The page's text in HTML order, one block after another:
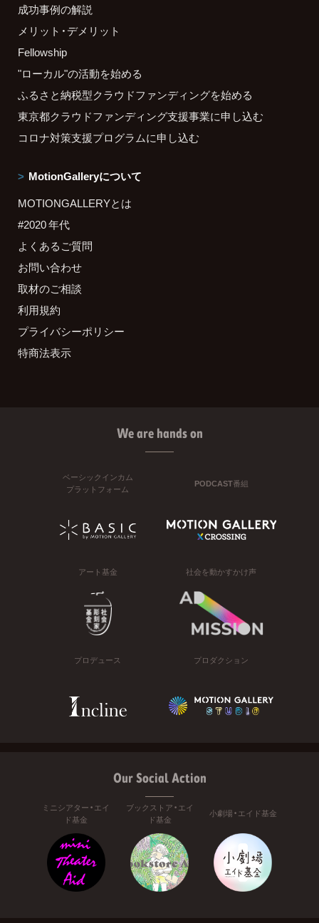
成功事例の解説
メリット・デメリット
Fellowship
"ローカル"の活動を始める
ふるさと納税型クラウドファンディングを始める
東京都クラウドファンディング支援事業に申し込む
コロナ対策支援プログラムに申し込む
MotionGalleryについて
MOTIONGALLERYとは
#2020 年代
よくあるご質問
お問い合わせ
取材のご相談
利用規約
プライバシーポリシー
特商法表示
We are hands on
ベーシックインカム
プラットフォーム
PODCAST番組
アート基金 社会を動かすかけ声
プロデュース プロダクション
Our Social Action
ミニシアター・エイ
ド基金
ブックストア・エイ
ド基金
小劇場・エイド基金